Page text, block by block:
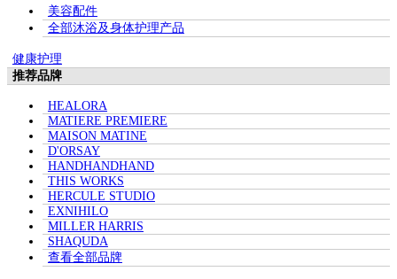
美容配件
全部沐浴及身体护理产品
健康护理
推荐品牌
HEALORA
MATIERE PREMIERE
MAISON MATINE
D'ORSAY
HANDHANDHAND
THIS WORKS
HERCULE STUDIO
EXNIHILO
MILLER HARRIS
SHAQUDA
查看全部品牌